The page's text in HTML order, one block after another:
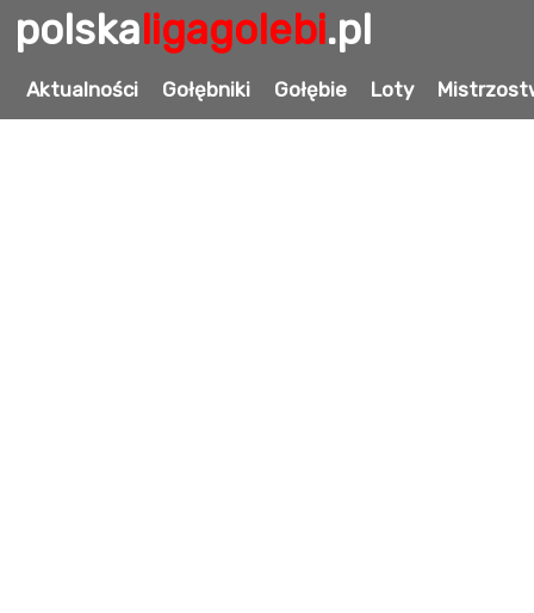
polskaligagolebi.pl
Aktualności Gołębniki Gołębie Loty
klasyfikacja